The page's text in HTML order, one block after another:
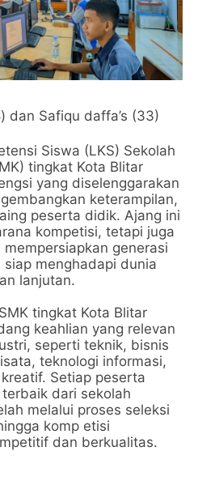
dan Safiqu daffa’s (33)
Siswa (LKS) Sekolah
tingkat Kota Blitar
yang diselenggarakan
keterampilan,
peserta didik. Ajang ini
kompetisi, tetapi juga
generasi
menghadapi dunia
lanjutan.
tingkat Kota Blitar
keahlian yang relevan
seperti teknik, bisnis
teknologi informasi,
Setiap peserta
dari sekolah
melalui proses seleksi
komp etisi
dan berkualitas.